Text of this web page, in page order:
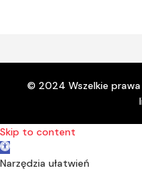
© 2024 Wszelkie prawa
Skip to content
Open toolbar
Narzędzia ułatwień